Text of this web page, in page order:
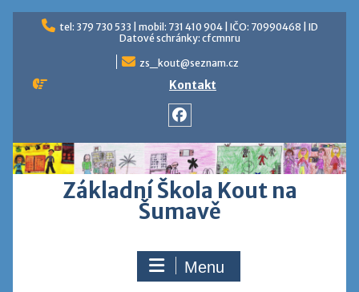
Skip
tel: 379 730 533 | mobil: 731 410 904 | IČO: 70990468 | ID
Datové schránky: cfcmnru
zs_kout@seznam.cz
Kontakt
Základní Škola Kout na
Šumavě
Menu